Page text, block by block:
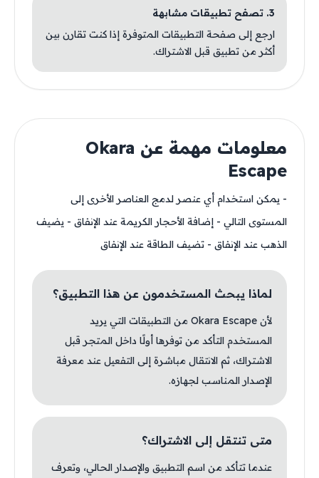
3. تصفح تطبيقات مشابهة
ارجع إلى صفحة التطبيقات المتوفرة إذا كنت تقارن بين
أكثر من تطبيق قبل الاشتراك.
معلومات مهمة عن Okara
Escape
- يمكن استخدام أي عنصر لدمج العناصر الأخرى إلى
المستوى التالي - إضافة الأحجار الكريمة عند الإنفاق - يضيف
الذهب عند الإنفاق - تضيف الطاقة عند الإنفاق
لماذا يبحث المستخدمون عن هذا التطبيق؟
لأن Okara Escape من التطبيقات التي يريد
المستخدم التأكد من توفرها أولًا داخل المتجر قبل
الاشتراك، ثم الانتقال مباشرة إلى التفعيل عند معرفة
الإصدار المناسب لجهازه.
متى تنتقل إلى الاشتراك؟
عندما تتأكد من اسم التطبيق والإصدار الحالي، وتعرف